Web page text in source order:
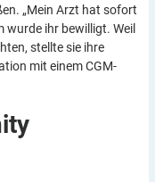
„Mein Arzt hat sofort
wurde ihr bewilligt. Weil
stellte sie ihre
mit einem CGM-